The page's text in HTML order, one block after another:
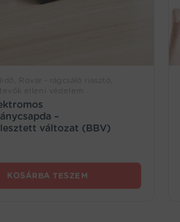
–
változat (BBV)
KOSÁRBA TESZEM